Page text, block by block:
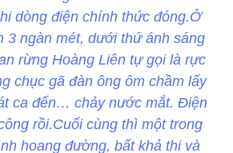
dòng điện chính thức đóng.Ở
3 ngàn mét, dưới thứ ánh sáng
rừng Hoàng Liên tự gọi là rực
chục gã đàn ông ôm chầm lấy
ca đến… chảy nước mắt. Điện
rồi.Cuối cùng thì một trong
hoang đường, bất khả thi và